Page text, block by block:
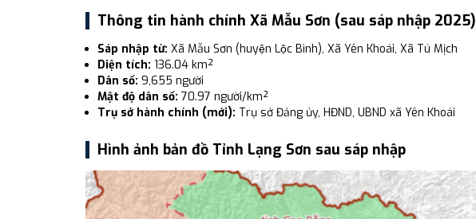
Thông tin hành chính Xã Mẫu Sơn (sau sáp nhập 2025)
Sáp nhập từ: Xã Mẫu Sơn (huyện Lộc Bình), Xã Yên Khoái, Xã Tú Mịch
Diện tích: 136.04 km²
Dân số: 9,655 người
Mật độ dân số: 70.97 người/km²
Trụ sở hành chính (mới): Trụ sở Đảng ủy, HĐND, UBND xã Yên Khoái
Hình ảnh bản đồ Tỉnh Lạng Sơn sau sáp nhập